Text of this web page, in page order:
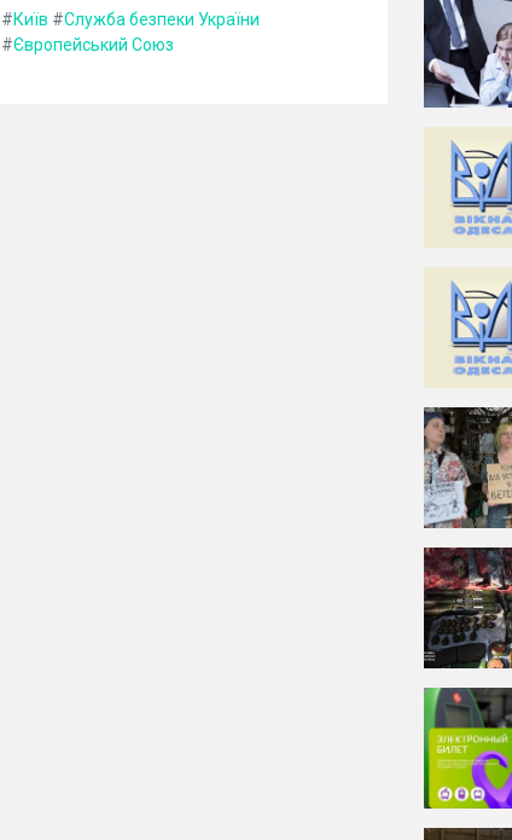
#Київ #Служба безпеки України
#Європейський Союз